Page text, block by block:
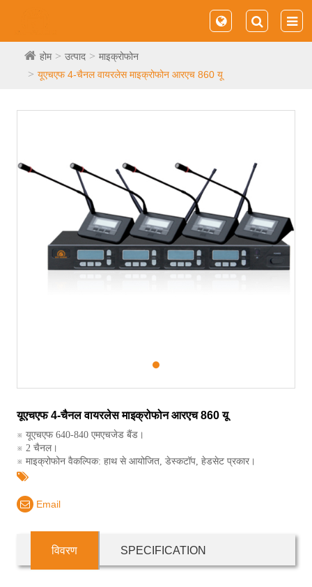
होम उत्पाद
माइक्रोफोन
यूएचएफ 4-चैनल वायरलेस माइक्रोफोन आरएच 860 यू
यूएचएफ 4-चैनल वायरलेस माइक्रोफोन आरएच 860 यू
※ यूएचएफ 640-840 एमएचजेड बैंड।
※ 2 चैनल।
※ माइक्रोफोन वैकल्पिक: हाथ से आयोजित, डेस्कटॉप, हेडसेट प्रकार।
Email
विवरण SPECIFICATION